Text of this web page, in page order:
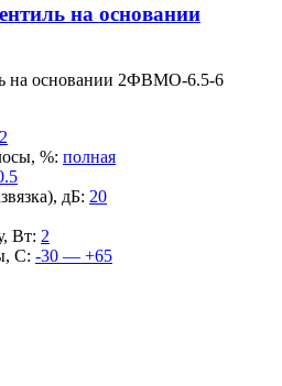
на основании
на основании 2ФВМO-6.5-6
%: полная
дБ: 20
Вт: 2
С: -30 — +65